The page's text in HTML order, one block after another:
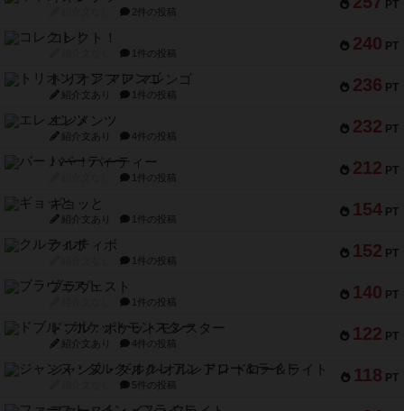
PT
2件の投稿
240 PT
コレクト！
1件の投稿
236 PT
トリオンフ ア マレンゴ
紹介文あり 1件の投稿
232 PT
エレメンツ
紹介文あり 4件の投稿
212 PT
バー！パーティー
1件の投稿
154 PT
ギョッと
紹介文あり 1件の投稿
152 PT
クルティボ
1件の投稿
140 PT
ブラヴェスト
1件の投稿
122 PT
ドブル：ポケットモンスター
紹介文あり 4件の投稿
118 PT
ジャンヌ・ダルク-オルレアン ドロー＆ライト
5件の投稿